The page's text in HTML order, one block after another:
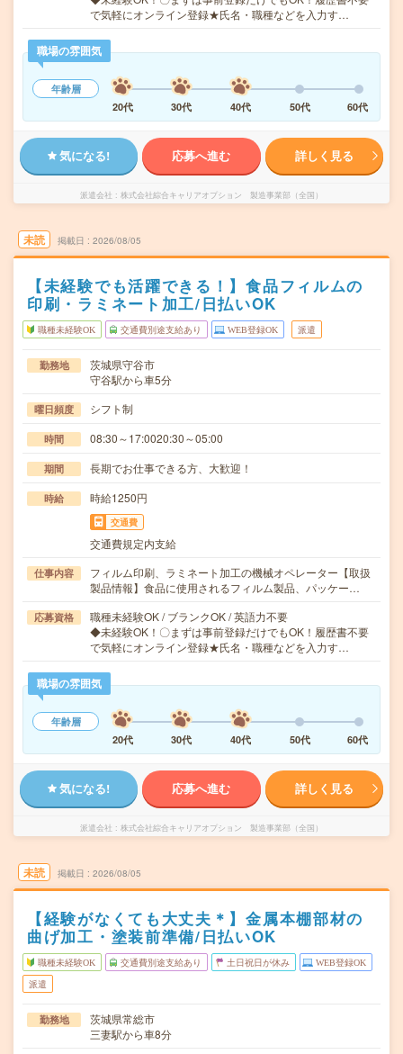
で気軽にオンライン登録★氏名・職種などを入力す…
職場の雰囲気
年齢層
20代
30代 40代 50代 60代
気になる! 応募へ進む 詳しく見る
派遣会社 株式会社綜合キャリアオプション 製造事業部（全国）
未読 掲載日 2026/08/05
【未経験でも活躍できる！】食品フィルムの
印刷・ラミネート加工/日払いOK
職種未経験OK 交通費別途支給あり WEB登録OK 派遣
勤務地
茨城県守谷市
守谷駅から車5分
曜日頻度 シフト制
時間 08:30～17:0020:30～05:00
期間 長期でお仕事できる方、大歓迎！
時給 時給1250円
交通費
交通費規定内支給
仕事内容
フィルム印刷、ラミネート加工の機械オペレーター【取扱
製品情報】食品に使用されるフィルム製品、パッケー…
応募資格
職種未経験OK / ブランクOK / 英語力不要
◆未経験OK！〇まずは事前登録だけでもOK！履歴書不要
で気軽にオンライン登録★氏名・職種などを入力す…
職場の雰囲気
年齢層
20代
30代 40代 50代 60代
気になる! 応募へ進む 詳しく見る
派遣会社 株式会社綜合キャリアオプション 製造事業部（全国）
未読 掲載日 2026/08/05
【経験がなくても大丈夫＊】金属本棚部材の
曲げ加工・塗装前準備/日払いOK
職種未経験OK 交通費別途支給あり 土日祝日が休み WEB登録OK
派遣
勤務地
茨城県常総市
三妻駅から車8分